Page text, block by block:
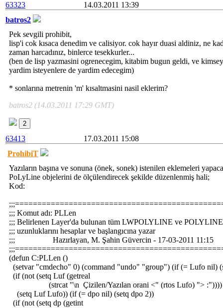
63323
14.03.2011 13:39
batros2
Pek sevgili prohibit,
lisp'i cok kısaca denedim ve calisiyor. cok hayır duasi aldiniz, ne
zaman harcadınız, binlerce tesekkurler...
(ben de lisp yazmasini ogrenecegim, kitabim bugun geldi, ve
yardim isteyenlere de yardim edecegim)
* sonlarına metrenin 'm' kısaltmasini nasil eklerim?
batros2 (14.03.2011 17:29 GMT)
2
63413
17.03.2011 15:08
ProhibiT
Yazıların başına ve sonuna (önek, sonek) istenilen eklemeleri
PoLyLine objelerini de ölçülendirecek şekilde düzenlenmiş hali;
Kod:
;;; Komut adı: PLLen
;;; Belirlenen Layer'da bulunan tüm LWPOLYLINE ve
;;; uzunluklarını hesaplar ve başlangıcına yazar
;;; Hazırlayan, M. Şahin Güvercin - 17-03-2011 11:15
(defun C:PLLen ()
(setvar "cmdecho" 0) (command "undo" "group") (if (= Lufo nil)
(if (not (setq Luf (getreal
(strcat "\n Çizilen/Yazılan orani <" (rtos Lufo) "> :"))))
(setq Luf Lufo)) (if (= dpo nil) (setq dpo 2))
(if (not (setq dp (getint